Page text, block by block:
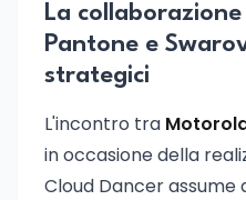
La
Pantone e
strategici
L'incontro tra
in occasione della
Cloud Dancer